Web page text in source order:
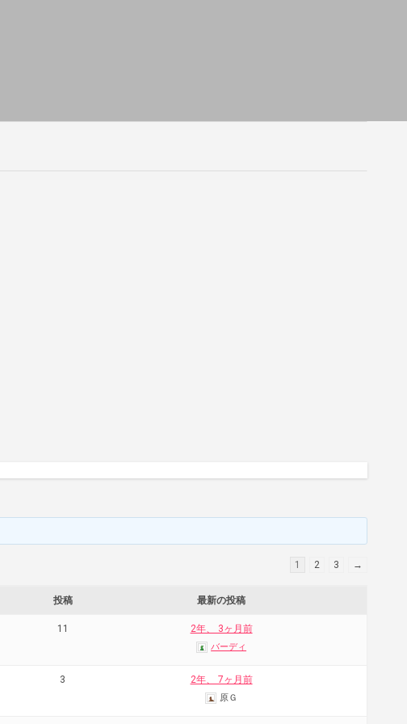
1 2 3 →
投稿 最新の投稿
11 2年、 3ヶ月前
バーディ
3 2年、 7ヶ月前
原Ｇ